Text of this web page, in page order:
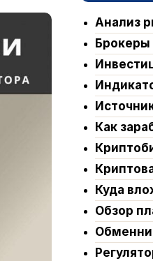
Анализ
Брокеры
Как
Куда
Обзор